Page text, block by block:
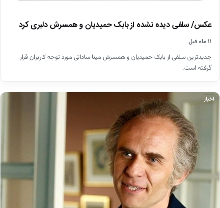
عکس/ سلفی دیده نشده از بابک حمیدیان و همسرش دلبری کرد
۱۱ ماه قبل
جدیدترین سلفی از بابک حمیدیان و همسرش مینا ساداتی مورد توجه کاربران قرار
گرفته است.
اخبار